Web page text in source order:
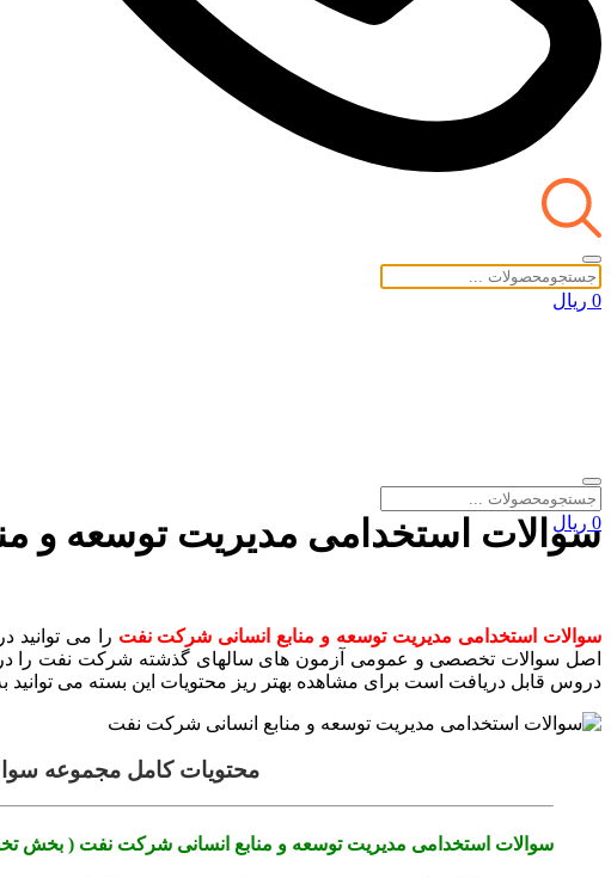
0 ریال
0 ریال
سوالات استخدامی مدیریت توسعه و
سوالات استخدامی مدیریت توسعه و منابع انسانی شرکت نفت را می توانید
اصل سوالات تخصصی و عمومی آزمون های سالهای گذشته شرکت نفت را در
دروس قابل دریافت است برای مشاهده بهتر ریز محتویات این بسته می توانید
محتویات کامل مجموعه
سوالات استخدامی مدیریت توسعه و منابع انسانی شرکت نفت ( بخش